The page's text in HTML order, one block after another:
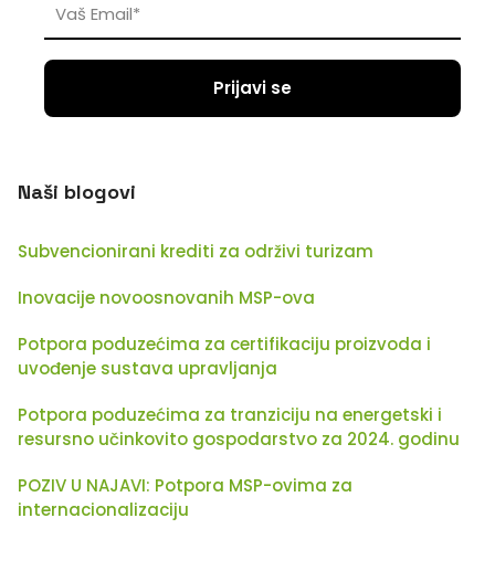
Naši blogovi
Subvencionirani krediti za održivi turizam
Inovacije novoosnovanih MSP-ova
Potpora poduzećima za certifikaciju proizvoda i
uvođenje sustava upravljanja
Potpora poduzećima za tranziciju na energetski i
resursno učinkovito gospodarstvo za 2024. godinu
POZIV U NAJAVI: Potpora MSP-ovima za
internacionalizaciju